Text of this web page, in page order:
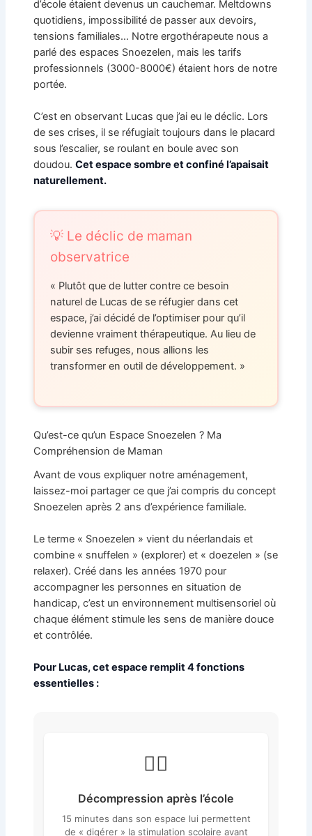
d’école étaient devenus un cauchemar. Meltdowns
quotidiens, impossibilité de passer aux devoirs,
tensions familiales… Notre ergothérapeute nous a
parlé des espaces Snoezelen, mais les tarifs
professionnels (3000-8000€) étaient hors de notre
portée.
C’est en observant Lucas que j’ai eu le déclic. Lors
de ses crises, il se réfugiait toujours dans le placard
sous l’escalier, se roulant en boule avec son
doudou. Cet espace sombre et confiné l’apaisait
naturellement.
💡 Le déclic de maman
observatrice
« Plutôt que de lutter contre ce besoin
naturel de Lucas de se réfugier dans cet
espace, j’ai décidé de l’optimiser pour qu’il
devienne vraiment thérapeutique. Au lieu de
subir ses refuges, nous allions les
transformer en outil de développement. »
Qu’est-ce qu’un Espace Snoezelen ? Ma
Compréhension de Maman
Avant de vous expliquer notre aménagement,
laissez-moi partager ce que j’ai compris du concept
Snoezelen après 2 ans d’expérience familiale.
Le terme « Snoezelen » vient du néerlandais et
combine « snuffelen » (explorer) et « doezelen » (se
relaxer). Créé dans les années 1970 pour
accompagner les personnes en situation de
handicap, c’est un environnement multisensoriel où
chaque élément stimule les sens de manière douce
et contrôlée.
Pour Lucas, cet espace remplit 4 fonctions
essentielles :
🧘‍♀️
Décompression après l’école
15 minutes dans son espace lui permettent
de « digérer » la stimulation scolaire avant